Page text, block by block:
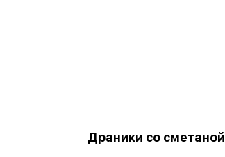
Драники со сметаной